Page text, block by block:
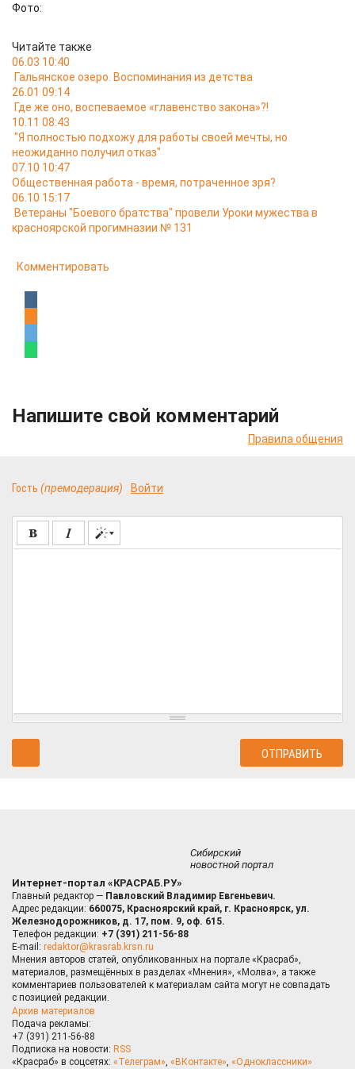
Фото:
Читайте также
06.03 10:40
Гальянское озеро. Воспоминания из детства
26.01 09:14
Где же оно, воспеваемое «главенство закона»?!
10.11 08:43
"Я полностью подхожу для работы своей мечты, но
неожиданно получил отказ"
07.10 10:47
Общественная работа - время, потраченное зря?
06.10 15:17
Ветераны "Боевого братства" провели Уроки мужества в
красноярской прогимназии № 131
Комментировать
Напишите свой комментарий
Правила общения
Гость (премодерация) Войти
Сибирский
новостной портал
Интернет-портал «КРАСРАБ.РУ»
Главный редактор — Павловский Владимир Евгеньевич.
Адрес редакции: 660075, Красноярский край, г. Красноярск, ул.
Железнодорожников, д. 17, пом. 9, оф. 615.
Телефон редакции: +7 (391) 211-56-88
E-mail: redaktor@krasrab.krsn.ru
Мнения авторов статей, опубликованных на портале «Красраб»,
материалов, размещённых в разделах «Мнения», «Молва», а также
комментариев пользователей к материалам сайта могут не совпадать
с позицией редакции.
Архив материалов
Подача рекламы:
+7 (391) 211-56-88
Подписка на новости: RSS
«Красраб» в соцсетях: «Телеграм», «ВКонтакте», «Одноклассники»